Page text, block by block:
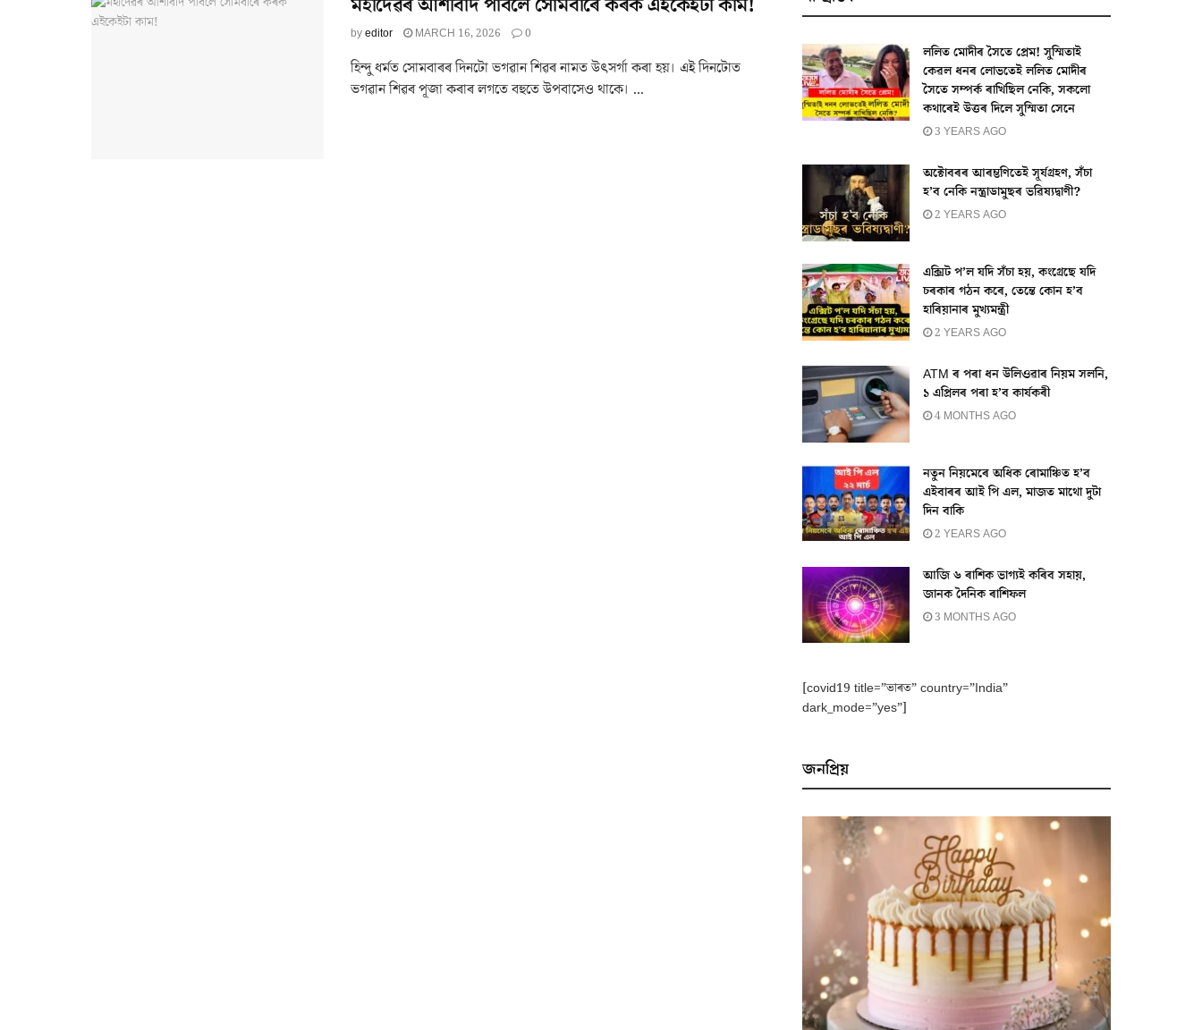
মহাদেৱৰ আশীৰ্বাদ পাবলৈ সোমবাৰে কৰক এইকেইটা কাম!
byeditor MARCH 16, 2026 0
হিন্দু ধৰ্মত সোমবাৰৰ দিনটো ভগৱান শিৱৰ নামত উৎসৰ্গা কৰা হয়। এই দিনটোত
ভগৱান শিৱৰ পূজা কৰাৰ লগতে বহুতে উপবাসেও থাকে। ...
ললিত মোদীৰ সৈতে প্ৰেম! সুস্মিতাই
কেৱল ধনৰ লোভতেই ললিত মোদীৰ
সৈতে সম্পৰ্ক ৰাখিছিল নেকি, সকলো
কথাৰেই উত্তৰ দিলে সুস্মিতা সেনে
3 YEARS AGO
অক্টোবৰৰ আৰম্ভণিতেই সূৰ্যগ্ৰহণ, সঁচা
হ’ব নেকি নস্ত্ৰাডামুছৰ ভৱিষ্যদ্বাণী?
2 YEARS AGO
এক্সিট প’ল যদি সঁচা হয়, কংগ্ৰেছে যদি
চৰকাৰ গঠন কৰে, তেন্তে কোন হ’ব
হাৰিয়ানাৰ মুখ্যমন্ত্ৰী
2 YEARS AGO
ATM ৰ পৰা ধন উলিওৱাৰ নিয়ম সলনি,
১ এপ্ৰিলৰ পৰা হ’ব কাৰ্যকৰী
4 MONTHS AGO
নতুন নিয়মেৰে অধিক ৰোমাঞ্চিত হ’ব
এইবাৰৰ আই পি এল, মাজত মাথো দুটা
দিন বাকি
2 YEARS AGO
আজি ৬ ৰাশিক ভাগ্যই কৰিব সহায়,
জানক দৈনিক ৰাশিফল
3 MONTHS AGO
[covid19 title=”ভাৰত” country=”India”
dark_mode=”yes”]
জনপ্ৰিয়